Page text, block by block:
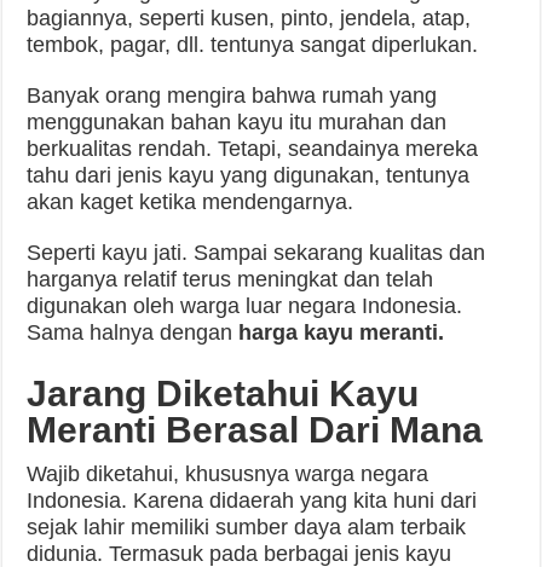
bagiannya, seperti kusen, pinto, jendela, atap,
tembok, pagar, dll. tentunya sangat diperlukan.
Banyak orang mengira bahwa rumah yang
menggunakan bahan kayu itu murahan dan
berkualitas rendah. Tetapi, seandainya mereka
tahu dari jenis kayu yang digunakan, tentunya
akan kaget ketika mendengarnya.
Seperti kayu jati. Sampai sekarang kualitas dan
harganya relatif terus meningkat dan telah
digunakan oleh warga luar negara Indonesia.
Sama halnya dengan harga kayu meranti.
Jarang Diketahui Kayu
Meranti Berasal Dari Mana
Wajib diketahui, khususnya warga negara
Indonesia. Karena didaerah yang kita huni dari
sejak lahir memiliki sumber daya alam terbaik
didunia. Termasuk pada berbagai jenis kayu